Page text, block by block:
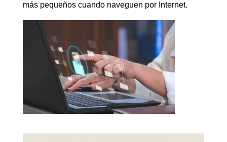
más pequeños cuando naveguen por Internet.